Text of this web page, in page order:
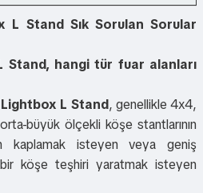
L Stand Sık Sorulan Sorular
Stand, hangi tür fuar alanları
L Stand, genellikle 4x4,
büyük ölçekli köşe stantlarının
kaplamak isteyen veya geniş
köşe teşhiri yaratmak isteyen